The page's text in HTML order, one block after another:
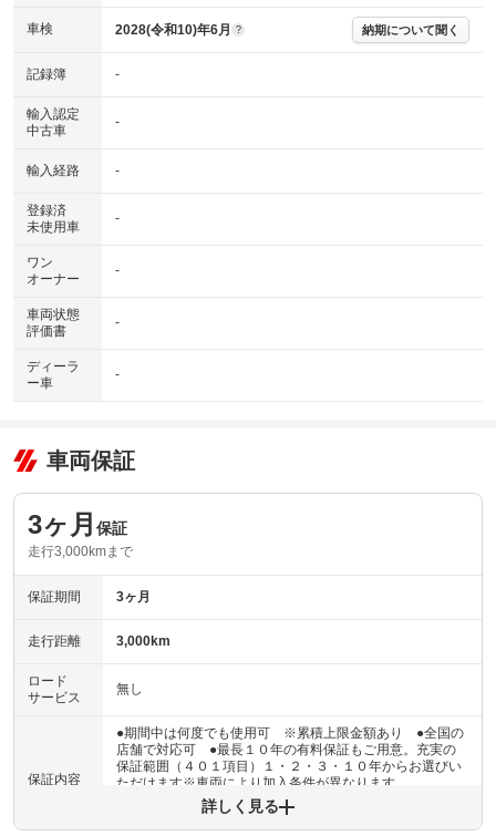
車検 2028(令和10)年6月 ? 納期について聞く
記録簿 -
輸入認定
中古車
-
輸入経路 -
登録済
未使用車
-
ワン
オーナー
-
車両状態
評価書
-
ディーラ
ー車
-
車両保証
3ヶ月 保証
走行3,000kmまで
保証期間 3ヶ月
走行距離 3,000km
ロード
サービス
無し
保証内容
●期間中は何度でも使用可 ※累積上限金額あり ●全国の
店舗で対応可 ●最長１０年の有料保証もご用意。充実の
保証範囲（４０１項目）１・２・３・１０年からお選びい
ただけます※車両により加入条件が異なります
詳しく見る